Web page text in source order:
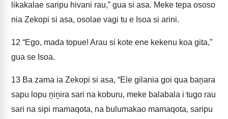
likakalae saripu hivani rau,” gua si asa. Meke tepa ososo
nia Zekopi si asa, osolae vagi tu e Isoa si arini.
12 “Ego, mada topue! Arau si kote ene kekenu koa gita,”
gua se Isoa.
13 Ba zama ia Zekopi si asa, “Ele gilania goi qua baṉara
sapu lopu ṉiṉira sari na koburu, meke balabala i tugo rau
sari na sipi mamaqota, na bulumakao mamaqota, saripu